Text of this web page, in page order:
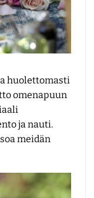
huolettomasti
omenapuun
ja nauti.
meidän